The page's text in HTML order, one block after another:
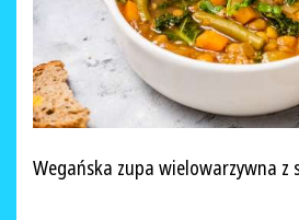
Wegańska zupa wielowarzywna z